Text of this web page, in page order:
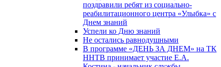
поздравили ребят из социально-
реабилитационного центра «Улыбка» с
Днем знаний
Успели ко Дню знаний
Не остались равнодушными
В программе «ДЕНЬ ЗА ДНЕМ» на ТК
ННТВ принимает участие Е.А.